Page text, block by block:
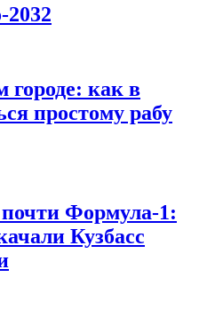
2032
как в
простому рабу
Формула-1:
Кузбасс